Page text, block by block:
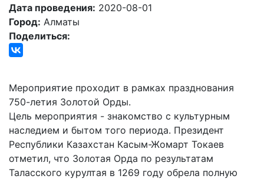
Дата проведения: 2020-08-01
Город: Алматы
Поделиться:
Мероприятие проходит в рамках празднования
750-летия Золотой Орды.
Цель мероприятия - знакомство с культурным
наследием и бытом того периода. Президент
Республики Казахстан Касым-Жомарт Токаев
отметил, что Золотая Орда по результатам
Таласского курултая в 1269 году обрела полную